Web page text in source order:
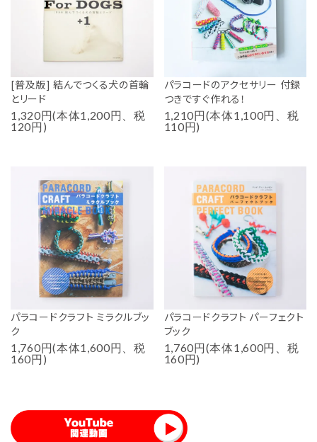
[普及版] 結んでつくる犬の首輪
とリード
1,320円(本体1,200円、税
120円)
パラコードのアクセサリー 付録
つきですぐ作れる！
1,210円(本体1,100円、税
110円)
パラコードクラフト ミラクルブッ
ク
1,760円(本体1,600円、税
160円)
パラコードクラフト パーフェクト
ブック
1,760円(本体1,600円、税
160円)